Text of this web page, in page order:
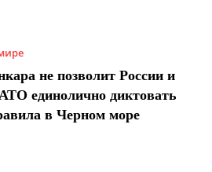
не позволит России и
единолично диктовать
в Черном море